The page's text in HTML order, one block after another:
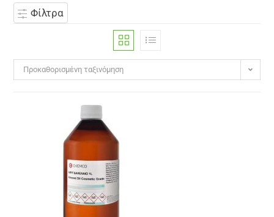
Φίλτρα
Προκαθορισμένη ταξινόμηση